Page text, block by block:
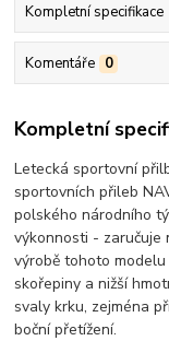
Kompletní specifikace
Komentáře 0
Kompletní
Letecká sportovní
sportovních přileb
polského národního
výkonnosti -
výrobě tohoto
skořepiny a nižší
svaly krku, zejména
boční přetížení.